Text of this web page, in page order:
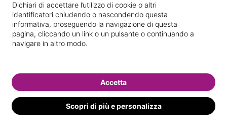
Dichiari di accettare l’utilizzo di cookie o altri
identificatori chiudendo o nascondendo questa
informativa, proseguendo la navigazione di questa
pagina, cliccando un link o un pulsante o continuando a
navigare in altro modo.
Scopri di più e personalizza
Accetta